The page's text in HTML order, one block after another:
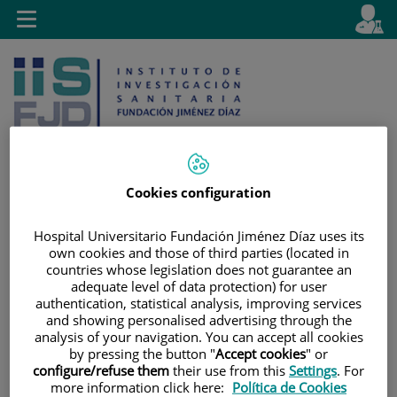
Saltar al contenido
contenido
activo
es
Toggle
navigation
Cookies configuration
Hospital Universitario Fundación Jiménez Díaz uses its
own cookies and those of third parties (located in
countries whose legislation does not guarantee an
adequate level of data protection) for user
authentication, statistical analysis, improving services
and showing personalised advertising through the
analysis of your navigation. You can accept all cookies
by pressing the button "Accept cookies" or
configure/refuse them their use from this Settings. For
more information click here: Política de Cookies